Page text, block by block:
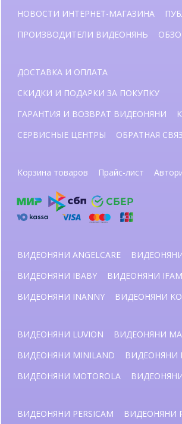
НОВОСТИ ИНТЕРНЕТ-МАГАЗИНА
ПРОИЗВОДИТЕЛИ ВИДЕОНЯНЬ
ДОСТАВКА И ОПЛАТА
СКИДКИ И ПОДАРКИ ЗА ПОКУПКУ
ГАРАНТИЯ И ВОЗВРАТ ВИДЕОНЯНИ
СЕРВИСНЫЕ ЦЕНТРЫ
ОБРАТНАЯ
Корзина товаров Прайс-лист
ВИДЕОНЯНИ ANGELCARE
ВИДЕОНЯНИ
ВИДЕОНЯНИ IBABY
ВИДЕОНЯНИ
ВИДЕОНЯНИ INANNY
ВИДЕОНЯНИ
ВИДЕОНЯНИ LUVION
ВИДЕОНЯНИ
ВИДЕОНЯНИ MINILAND
ВИДЕОНЯНИ
ВИДЕОНЯНИ MOTOROLA
ВИДЕОНЯНИ
ВИДЕОНЯНИ PERSICAM ВИДЕОНЯНИ